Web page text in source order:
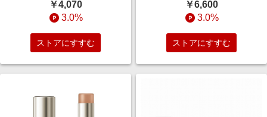
￥4,070
3.0%
ストアにすすむ
￥6,600
3.0%
ストアにすすむ